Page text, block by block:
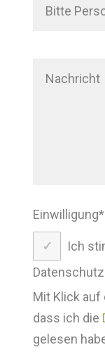
Einwilligung*
Ich
Mit Klick auf
dass ich die
gelesen